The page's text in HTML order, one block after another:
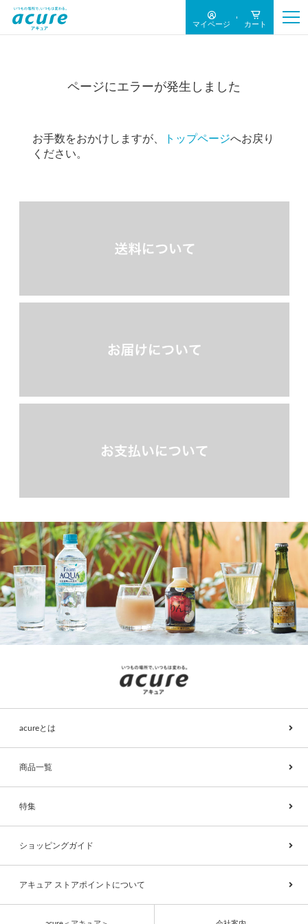
マイページ カート
ページにエラーが発生しました
お手数をおかけしますが、 トップページへお戻り
ください。
acureとは
商品一覧
特集
ショッピングガイド
アキュア ストアポイントについて